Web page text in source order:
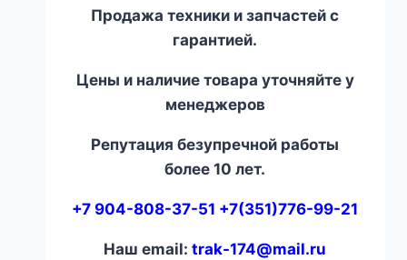
Продажа техники и запчастей с
гарантией.
Цены и наличие товара уточняйте у
менеджеров
Репутация безупречной работы
более 10 лет.
+7 904-808-37-51 +7(351)776-99-21
Наш email:trak-174@mail.ru